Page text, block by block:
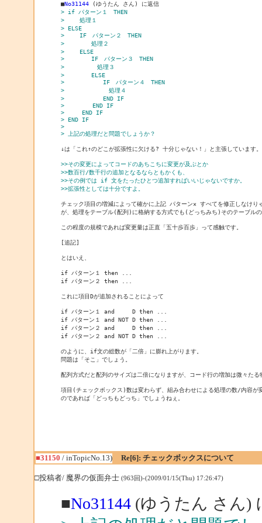
■No31144
(ゆうたん さん) に返信
> if パターン１　THEN
> 　　処理１
> ELSE
> 　　IF　パターン２　THEN
> 　　　　処理２
> 　　ELSE
> 　　　　IF　パターン３　THEN
> 　　　　　処理３
> 　　　　ELSE
> 　　　　　　IF　パターン４　THEN
> 　　　　　　　処理４
> 　　　　　　END IF
>        END IF
>     END IF
> END IF
>
> 上記の処理だと問題でしょうか？
↓は「これ↑のどこが拡張性に欠ける? 十分じゃない！」と主張しています。
>>その変更によってコードのあちこちに変更が及ぶとか
>>数百行/数千行の追加となるならともかくも、
>>その例では if 文をたったひとつ追加すればいいじゃないですか。
>>拡張性としては十分ですよ。
チェック項目の増減によって確かに上記 パターン× すべてを修正しなけり
が、処理をテーブル(配列)に格納する方式でも(どっちみち)そのテーブル
この程度の規模であれば変更量は正直「五十歩百歩」って感触です。
[追記]
とはいえ、
if パターン１ then ...
if パターン２ then ...
これに項目Dが追加されることによって
if パターン１ and     D then ...
if パターン１ and NOT D then ...
if パターン２ and     D then ...
if パターン２ and NOT D then ...
のように、if文の総数が「二倍」に膨れ上がります。
問題は「そこ」でしょう。
配列方式だと配列のサイズは二倍になりますが、コード行の増加は微々たる
項目(チェックボックス)数は変わらず、組み合わせによる処理の数/内容が
■31150 / inTopicNo.13) Re[6]: チェックボックスについて
□投稿者/ 魔界の仮面弁士 (963回)-(2009/01/15(Thu) 17:26:47)
■No31144(ゆうたん さん)